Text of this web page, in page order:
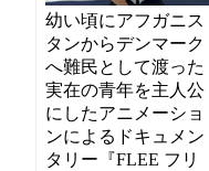
幼い頃にアフガニス
タンからデンマーク
へ難民として渡った
実在の青年を主人公
にしたアニメーショ
ンによるドキュメン
タリー『FLEE フリ